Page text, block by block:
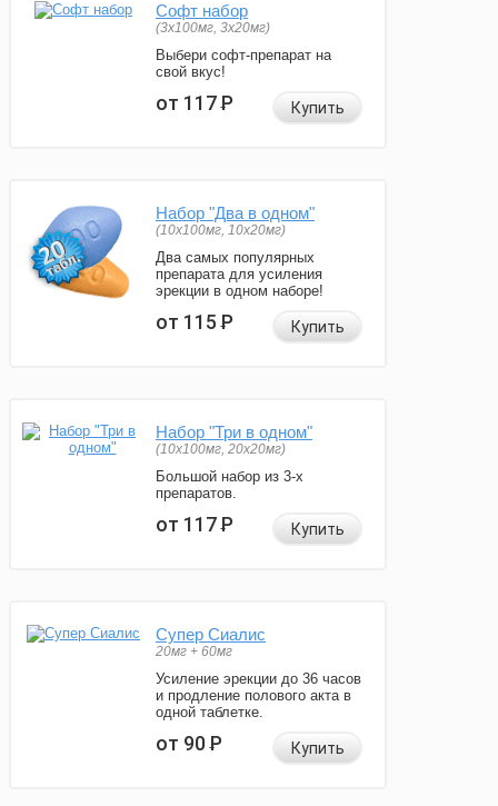
Софт набор
(3x100мг, 3x20мг)
Выбери софт-препарат на
свой вкус!
от 117Р Купить
Набор "Два в одном"
(10x100мг, 10x20мг)
Два самых популярных
препарата для усиления
эрекции в одном наборе!
от 115Р Купить
Набор "Три в одном"
(10x100мг, 20x20мг)
Большой набор из 3-х
препаратов.
от 117Р Купить
Супер Сиалис
20мг + 60мг
Усиление эрекции до 36 часов
и продление полового акта в
одной таблетке.
от 90Р Купить